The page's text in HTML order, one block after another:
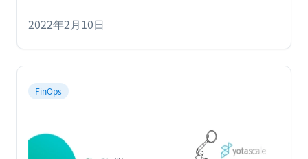
ィング、可視化により、運用に関する情報提供、
ーマンスの追跡、ビルドとデプロイの追跡、イン
全機能を体験することができます。
2022年2月10日
FinOps